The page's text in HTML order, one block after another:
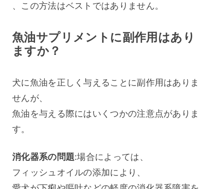
、この方法はベストではありません。
魚油サプリメントに副作用はあり
ますか？
犬に魚油を正しく与えることに副作用はありま
せんが、
魚油を与える際にはいくつかの注意点がありま
す。
消化器系の問題:場合によっては、
フィッシュオイルの添加により、